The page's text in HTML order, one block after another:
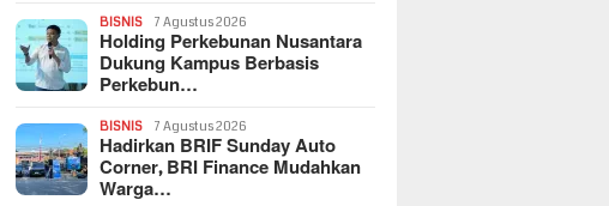
BISNIS 7 Agustus 2026
Holding Perkebunan Nusantara
Dukung Kampus Berbasis
Perkebun…
BISNIS 7 Agustus 2026
Hadirkan BRIF Sunday Auto
Corner, BRI Finance Mudahkan
Warga…